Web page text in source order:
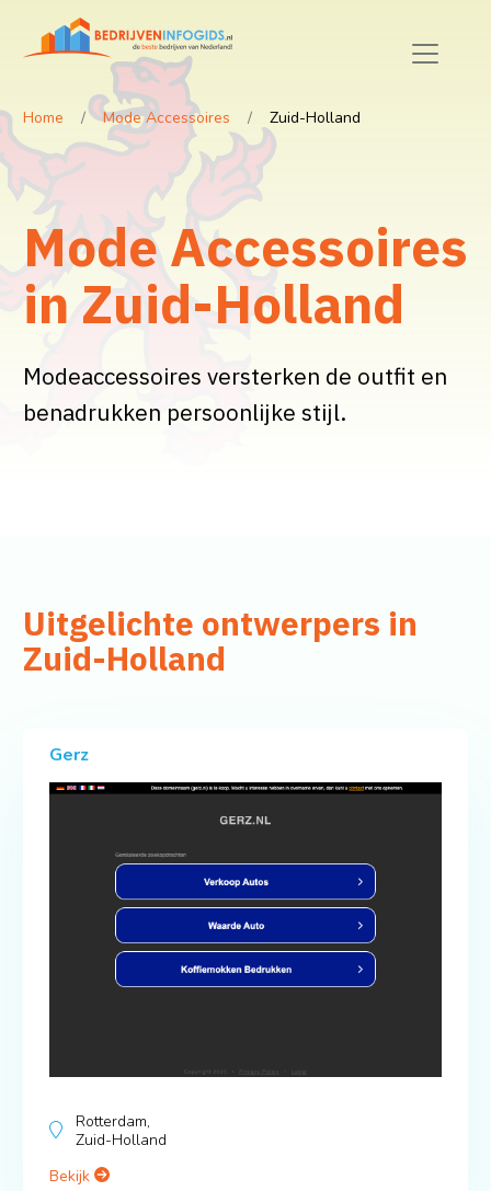
Home Mode Accessoires Zuid-Holland
Mode Accessoires
in Zuid-Holland
Modeaccessoires versterken de outfit en
benadrukken persoonlijke stijl.
Uitgelichte ontwerpers in
Zuid-Holland
Gerz
Rotterdam,
Zuid-Holland
Bekijk